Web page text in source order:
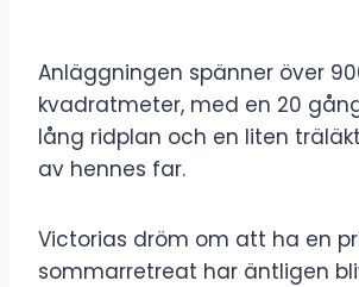
Anläggningen spänner över
kvadratmeter, med en 20
lång ridplan och en liten
av hennes far.
Victorias dröm om att ha en
sommarretreat har äntligen